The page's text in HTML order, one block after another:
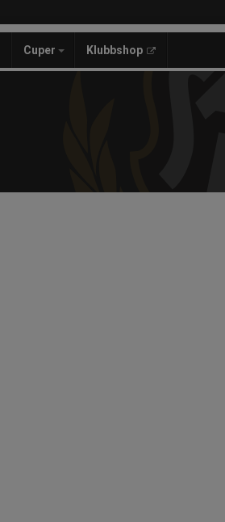
Cuper Klubbshop